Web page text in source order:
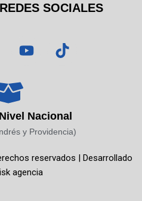
SOCIALES
Y
o
b
e
T
i
k
Nacional
y Providencia)
reservados | Desarrollado
agencia